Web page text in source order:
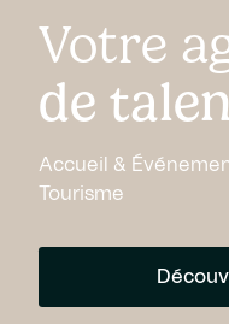
Votre
de
Accueil &
Tourisme